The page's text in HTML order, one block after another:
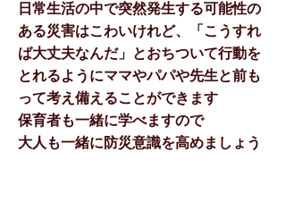
日常生活の中で突然発生する可能性の
ある災害はこわいけれど、「こうすれ
ば大丈夫なんだ」とおちついて行動を
とれるようにママやパパや先生と前も
って考え備えることができます
​保育者も一緒に学べますので
大人も一緒に防災意識を高めましょう